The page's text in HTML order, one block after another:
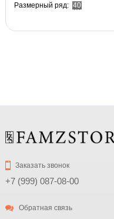
Размерный ряд: 40
Заказать звонок
+7 (999) 087-08-00
Обратная связь